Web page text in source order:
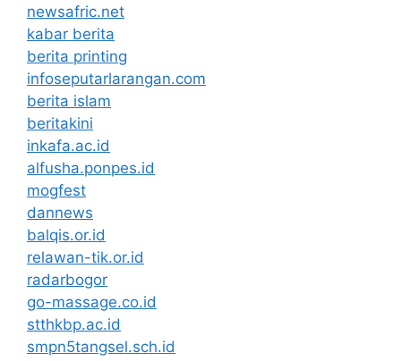
newsafric.net
kabar berita
berita printing
infoseputarlarangan.com
berita islam
beritakini
inkafa.ac.id
alfusha.ponpes.id
mogfest
dannews
balqis.or.id
relawan-tik.or.id
radarbogor
go-massage.co.id
stthkbp.ac.id
smpn5tangsel.sch.id